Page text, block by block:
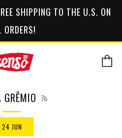
SHIPPING TO THE U.S. ON
ORDERS!
GRÊMIO
24 JUN